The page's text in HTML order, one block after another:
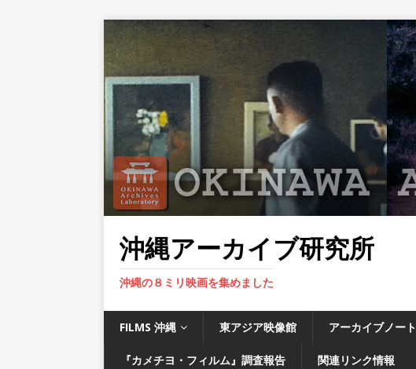
沖縄アーカイブ研究所
沖縄の８ミリ映画を集めました
FILMS 沖縄 東アジア映像館 アーカイブノート
『カメチヨ・フィルム』調査報告 関連リンク情報